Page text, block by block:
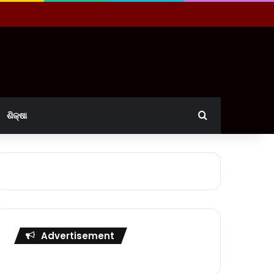
ଶିକ୍ଷା Search for
Advertisement